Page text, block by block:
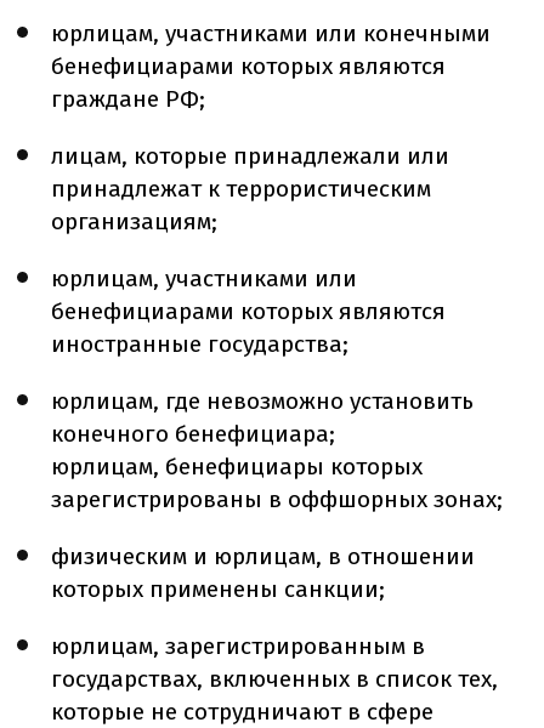
юрлицам, участниками или конечными
бенефициарами которых являются
граждане РФ;
лицам, которые принадлежали или
принадлежат к террористическим
организациям;
юрлицам, участниками или
бенефициарами которых являются
иностранные государства;
юрлицам, где невозможно установить
конечного бенефициара;
юрлицам, бенефициары которых
зарегистрированы в оффшорных зонах;
физическим и юрлицам, в отношении
которых применены санкции;
юрлицам, зарегистрированным в
государствах, включенных в список тех,
которые не сотрудничают в сфере